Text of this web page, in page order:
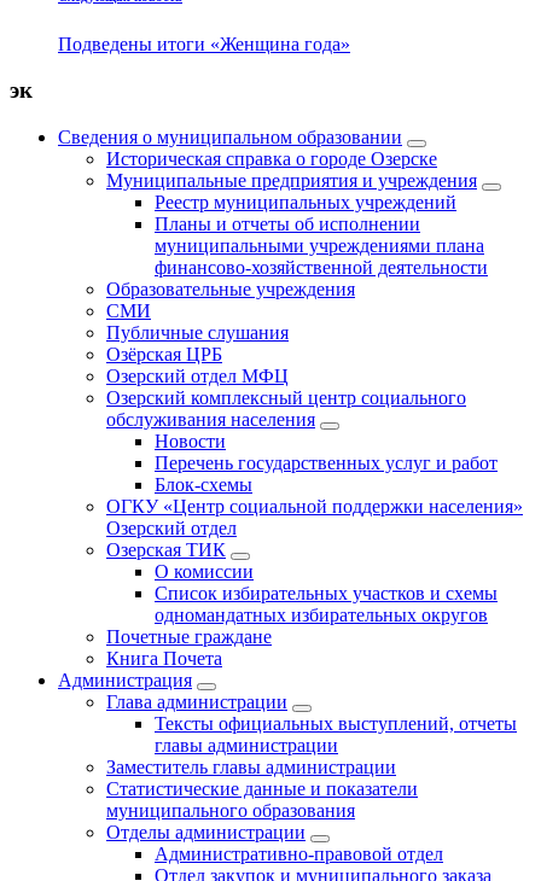
Подведены итоги «Женщина года»
эк
Сведения о муниципальном образовании
Историческая справка о городе Озерске
Муниципальные предприятия и учреждения
Реестр муниципальных учреждений
Планы и отчеты об исполнении
муниципальными учреждениями плана
финансово-хозяйственной деятельности
Образовательные учреждения
СМИ
Публичные слушания
Озёрская ЦРБ
Озерский отдел МФЦ
Озерский комплексный центр социального
обслуживания населения
Новости
Перечень государственных услуг и работ
Блок-схемы
ОГКУ «Центр социальной поддержки населения»
Озерский отдел
Озерская ТИК
О комиссии
Список избирательных участков и схемы
одномандатных избирательных округов
Почетные граждане
Книга Почета
Администрация
Глава администрации
Тексты официальных выступлений, отчеты
главы администрации
Заместитель главы администрации
Статистические данные и показатели
муниципального образования
Отделы администрации
Административно-правовой отдел
Отдел закупок и муниципального заказа